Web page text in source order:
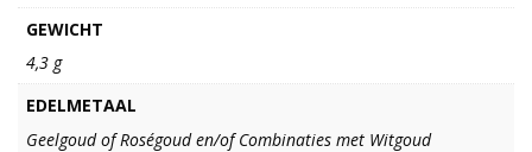
GEWICHT
4,3 g
EDELMETAAL
Geelgoud of Roségoud en/of Combinaties met Witgoud